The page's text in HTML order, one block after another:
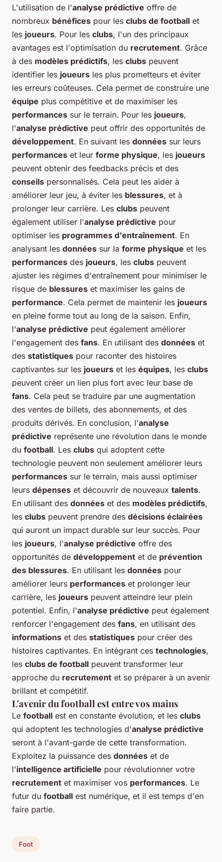
L'utilisation de l'analyse prédictive offre de
nombreux bénéfices pour les clubs de football et
les joueurs. Pour les clubs, l'un des principaux
avantages est l'optimisation du recrutement. Grâce
à des modèles prédictifs, les clubs peuvent
identifier les joueurs les plus prometteurs et éviter
les erreurs coûteuses. Cela permet de construire une
équipe plus compétitive et de maximiser les
performances sur le terrain. Pour les joueurs,
l'analyse prédictive peut offrir des opportunités de
développement. En suivant les données sur leurs
performances et leur forme physique, les joueurs
peuvent obtenir des feedbacks précis et des
conseils personnalisés. Cela peut les aider à
améliorer leur jeu, à éviter les blessures, et à
prolonger leur carrière. Les clubs peuvent
également utiliser l'analyse prédictive pour
optimiser les programmes d'entraînement. En
analysant les données sur la forme physique et les
performances des joueurs, les clubs peuvent
ajuster les régimes d'entraînement pour minimiser le
risque de blessures et maximiser les gains de
performance. Cela permet de maintenir les joueurs
en pleine forme tout au long de la saison. Enfin,
l'analyse prédictive peut également améliorer
l'engagement des fans. En utilisant des données et
des statistiques pour raconter des histoires
captivantes sur les joueurs et les équipes, les clubs
peuvent créer un lien plus fort avec leur base de
fans. Cela peut se traduire par une augmentation
des ventes de billets, des abonnements, et des
produits dérivés. En conclusion, l'analyse
prédictive représente une révolution dans le monde
du football. Les clubs qui adoptent cette
technologie peuvent non seulement améliorer leurs
performances sur le terrain, mais aussi optimiser
leurs dépenses et découvrir de nouveaux talents.
En utilisant des données et des modèles prédictifs,
les clubs peuvent prendre des décisions éclairées
qui auront un impact durable sur leur succès. Pour
les joueurs, l'analyse prédictive offre des
opportunités de développement et de prévention
des blessures. En utilisant les données pour
améliorer leurs performances et prolonger leur
carrière, les joueurs peuvent atteindre leur plein
potentiel. Enfin, l'analyse prédictive peut également
renforcer l'engagement des fans, en utilisant des
informations et des statistiques pour créer des
histoires captivantes. En intégrant ces technologies,
les clubs de football peuvent transformer leur
approche du recrutement et se préparer à un avenir
brillant et compétitif.
L'avenir du football est entre vos mains
Le football est en constante évolution, et les clubs
qui adoptent les technologies d'analyse prédictive
seront à l'avant-garde de cette transformation.
Exploitez la puissance des données et de
l'intelligence artificielle pour révolutionner votre
recrutement et maximiser vos performances. Le
futur du football est numérique, et il est temps d'en
faire partie.
Foot